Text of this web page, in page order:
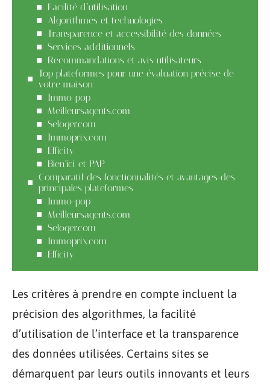
Facilité d’utilisation
Algorithmes et technologies
Transparence et accessibilité des données
Services additionnels
Recommandations et avis utilisateurs
Top plateformes pour une évaluation précise de
votre maison
Immo-pop
Meilleursagents.com
Seloger.com
Immoprix.com
Efficity
Bien’ici et PAP
Comparatif des fonctionnalités et avantages des
principales plateformes
Immo-pop
Meilleursagents.com
Seloger.com
Immoprix.com
Efficity
Les critères à prendre en compte incluent la
précision des algorithmes, la facilité
d’utilisation de l’interface et la transparence
des données utilisées. Certains sites se
démarquent par leurs outils innovants et leurs